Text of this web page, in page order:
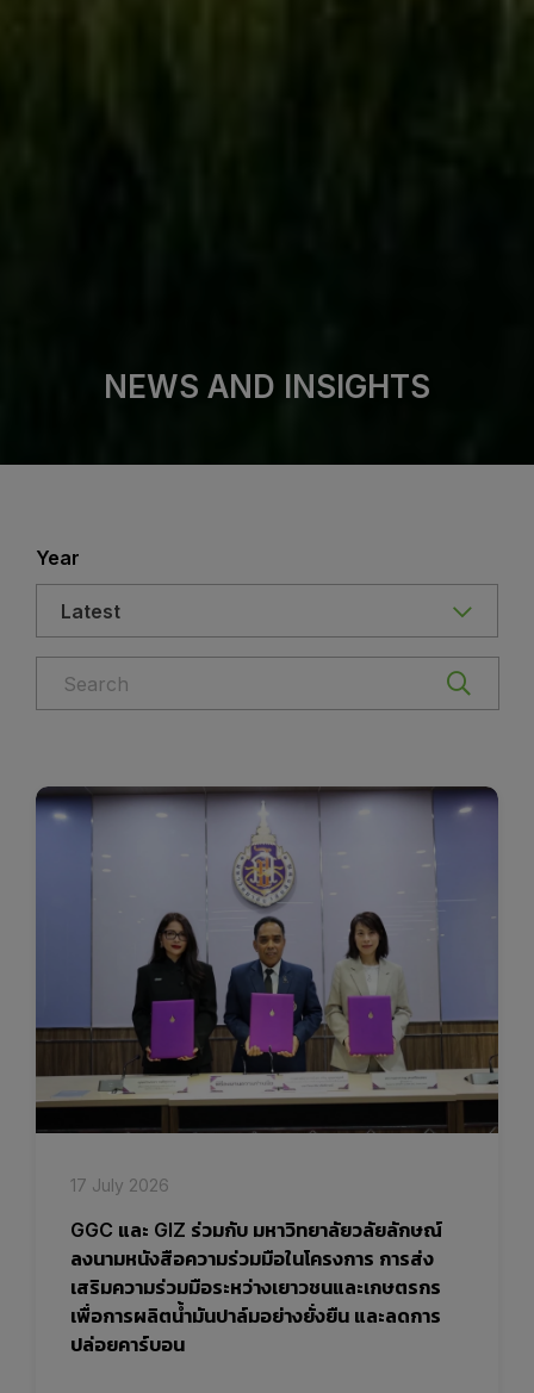
NEWS AND INSIGHTS
Year
Latest
17 July 2026
GGC และ GIZ ร่วมกับ มหาวิทยาลัยวลัยลักษณ์
ลงนามหนังสือความร่วมมือในโครงการ การส่ง
เสริมความร่วมมือระหว่างเยาวชนและเกษตรกร
เพื่อการผลิตน้ำมันปาล์มอย่างยั่งยืน และลดการ
ปล่อยคาร์บอน